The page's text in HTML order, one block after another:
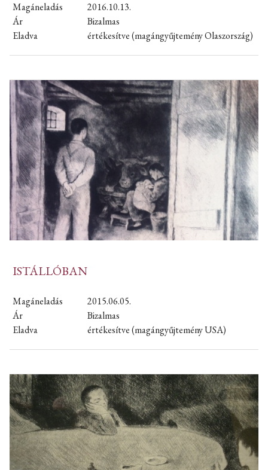
Magáneladás
2016.10.13.
Ár
Bizalmas
Eladva
értékesítve (magángyűjtemény Olaszország)
ISTÁLLÓBAN
Magáneladás
2015.06.05.
Ár
Bizalmas
Eladva
értékesítve (magángyűjtemény USA)